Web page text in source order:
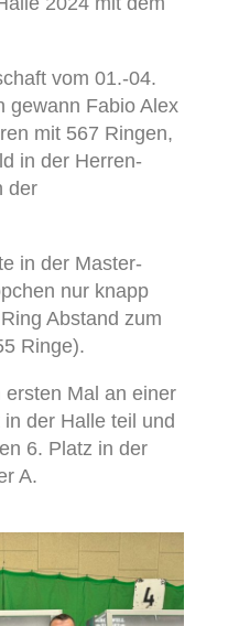
vom 01.-04.
gewann Fabio Alex
mit 567 Ringen,
in der Herren-
der
in der Master-
nur knapp
Abstand zum
Ringe).
Mal an einer
der Halle teil und
6. Platz in der
A.